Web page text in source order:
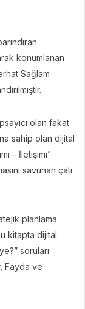
konumlanan
Sağlam
olan fakat
sahip olan dijital
– İletişimi”
savunan çatı
planlama
kitapta dijital
soruları
Fayda ve